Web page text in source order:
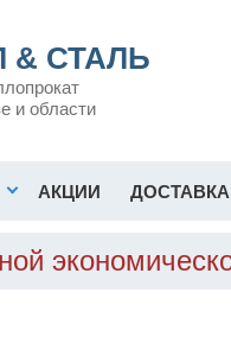
& СТАЛЬ
и области
АКЦИИ ДОСТАВКА